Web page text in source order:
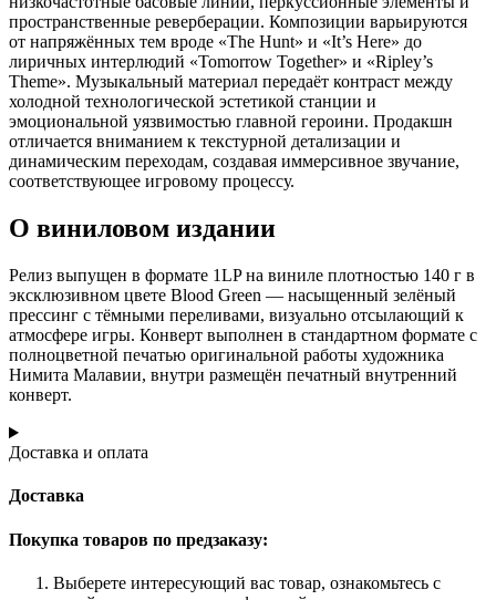
пространственные реверберации. Композиции варьируются
от напряжённых тем вроде «The Hunt» и «It’s Here» до
лиричных интерлюдий «Tomorrow Together» и «Ripley’s
Theme». Музыкальный материал передаёт контраст между
холодной технологической эстетикой станции и
эмоциональной уязвимостью главной героини. Продакшн
отличается вниманием к текстурной детализации и
динамическим переходам, создавая иммерсивное звучание,
соответствующее игровому процессу.
О виниловом издании
Релиз выпущен в формате 1LP на виниле плотностью 140 г в
эксклюзивном цвете Blood Green — насыщенный зелёный
прессинг с тёмными переливами, визуально отсылающий к
атмосфере игры. Конверт выполнен в стандартном формате с
полноцветной печатью оригинальной работы художника
Нимита Малавии, внутри размещён печатный внутренний
конверт.
Доставка и оплата
Доставка
Покупка товаров по предзаказу:
Выберете интересующий вас товар, ознакомьтесь с